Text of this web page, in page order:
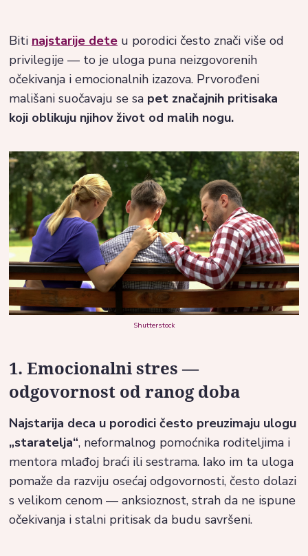
Biti najstarije dete u porodici često znači više od
privilegije — to je uloga puna neizgovorenih
očekivanja i emocionalnih izazova. Prvorođeni
mališani suočavaju se sa pet značajnih pritisaka
koji oblikuju njihov život od malih nogu.
Shutterstock
1. Emocionalni stres —
odgovornost od ranog doba
Najstarija deca u porodici često preuzimaju ulogu
„staratelja“, neformalnog pomoćnika roditeljima i
mentora mlađoj braći ili sestrama. Iako im ta uloga
pomaže da razviju osećaj odgovornosti, često dolazi
s velikom cenom — anksioznost, strah da ne ispune
očekivanja i stalni pritisak da budu savršeni.